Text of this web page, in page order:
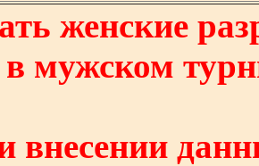
женские
в мужском
внесении